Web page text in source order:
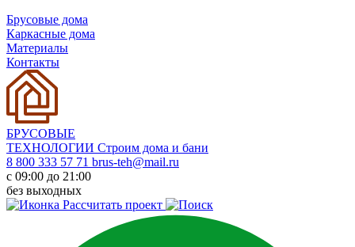
Брусовые дома
Каркасные дома
Материалы
Контакты
БРУСОВЫЕ
ТЕХНОЛОГИИ Строим дома и бани
8 800 333 57 71 brus-teh@mail.ru
с 09:00 до 21:00
без выходных
Рассчитать проект